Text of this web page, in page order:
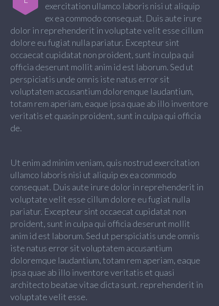
exercitation ullamco laboris nisi ut aliquip
ex ea commodo consequat. Duis aute irure
dolor in reprehenderit in voluptate velit esse cillum
dolore eu fugiat nulla pariatur. Excepteur sint
occaecat cupidatat non proident, sunt in culpa qui
officia deserunt mollit anim id est laborum. Sed ut
perspiciatis unde omnis iste natus error sit
voluptatem accusantium doloremque laudantium,
totam rem aperiam, eaque ipsa quae ab illo inventore
veritatis et quasin proident, sunt in culpa qui officia
de.
Ut enim ad minim veniam, quis nostrud exercitation
ullamco laboris nisi ut aliquip ex ea commodo
consequat. Duis aute irure dolor in reprehenderit in
voluptate velit esse cillum dolore eu fugiat nulla
pariatur. Excepteur sint occaecat cupidatat non
proident, sunt in culpa qui officia deserunt mollit
anim id est laborum. Sed ut perspiciatis unde omnis
iste natus error sit voluptatem accusantium
doloremque laudantium, totam rem aperiam, eaque
ipsa quae ab illo inventore veritatis et quasi
architecto beatae vitae dicta sunt. reprehenderit in
voluptate velit esse.